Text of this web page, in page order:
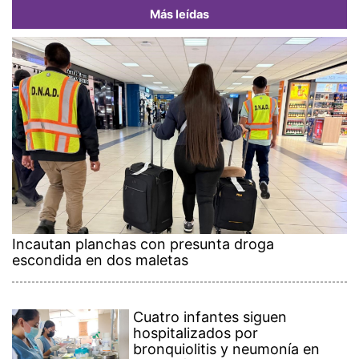
Más leídas
Incautan planchas con presunta droga
escondida en dos maletas
Cuatro infantes siguen
hospitalizados por
bronquiolitis y neumonía en